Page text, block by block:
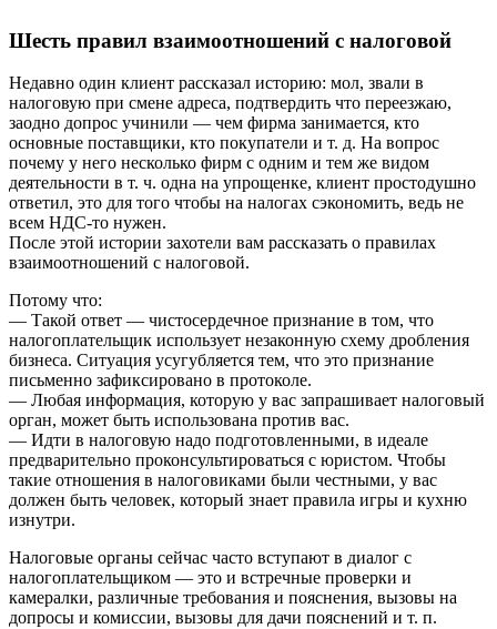
Шесть правил взаимоотношений с налоговой
Недавно один клиент рассказал историю: мол, звали в
налоговую при смене адреса, подтвердить что переезжаю,
заодно допрос учинили — чем фирма занимается, кто
основные поставщики, кто покупатели и т. д. На вопрос
почему у него несколько фирм с одним и тем же видом
деятельности в т. ч. одна на упрощенке, клиент простодушно
ответил, это для того чтобы на налогах сэкономить, ведь не
всем НДС-то нужен.
После этой истории захотели вам рассказать о правилах
взаимоотношений с налоговой.
Потому что:
— Такой ответ — чистосердечное признание в том, что
налогоплательщик использует незаконную схему дробления
бизнеса. Ситуация усугубляется тем, что это признание
письменно зафиксировано в протоколе.
— Любая информация, которую у вас запрашивает налоговый
орган, может быть использована против вас.
— Идти в налоговую надо подготовленными, в идеале
предварительно проконсультироваться с юристом. Чтобы
такие отношения в налоговиками были честными, у вас
должен быть человек, который знает правила игры и кухню
изнутри.
Налоговые органы сейчас часто вступают в диалог с
налогоплательщиком — это и встречные проверки и
камералки, различные требования и пояснения, вызовы на
допросы и комиссии, вызовы для дачи пояснений и т. п.